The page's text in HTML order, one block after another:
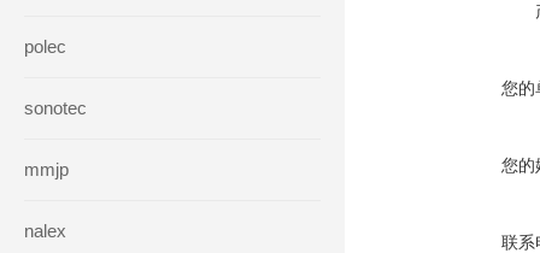
polec
sonotec
mmjp
nalex
您的
您的
联系